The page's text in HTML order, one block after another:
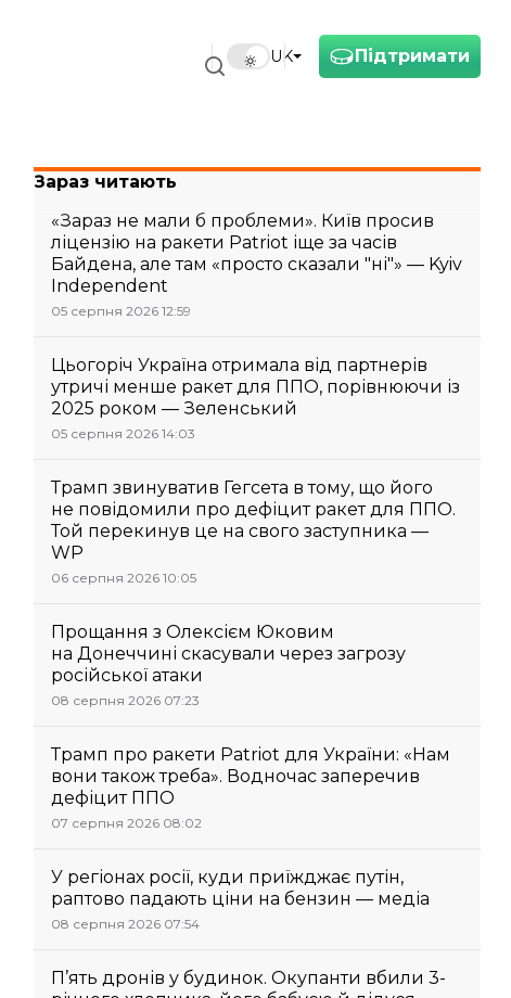
Підтримати
UK
Зараз читають
«Зараз не мали б проблеми». Київ просив
ліцензію на ракети Patriot іще за часів
Байдена, але там «просто сказали "ні"» — Kyiv
Independent
05 серпня 2026 12:59
Цьогоріч Україна отримала від партнерів
утричі менше ракет для ППО, порівнюючи із
2025 роком — Зеленський
05 серпня 2026 14:03
Трамп звинуватив Гегсета в тому, що його
не повідомили про дефіцит ракет для ППО.
Той перекинув це на свого заступника —
WP
06 серпня 2026 10:05
Прощання з Олексієм Юковим
на Донеччині скасували через загрозу
російської атаки
08 серпня 2026 07:23
Трамп про ракети Patriot для України: «Нам
вони також треба». Водночас заперечив
дефіцит ППО
07 серпня 2026 08:02
У регіонах росії, куди приїжджає путін,
раптово падають ціни на бензин — медіа
08 серпня 2026 07:54
П’ять дронів у будинок. Окупанти вбили 3-